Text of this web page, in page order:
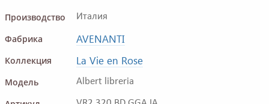
Производство
Италия
Фабрика AVENANTI
Коллекция La Vie en Rose
Модель Albert libreria